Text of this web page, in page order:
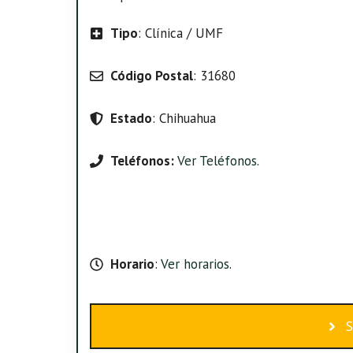
Tipo: Clínica / UMF
Código Postal: 31680
Estado: Chihuahua
Teléfonos:Ver Teléfonos.
Horario: Ver horarios.